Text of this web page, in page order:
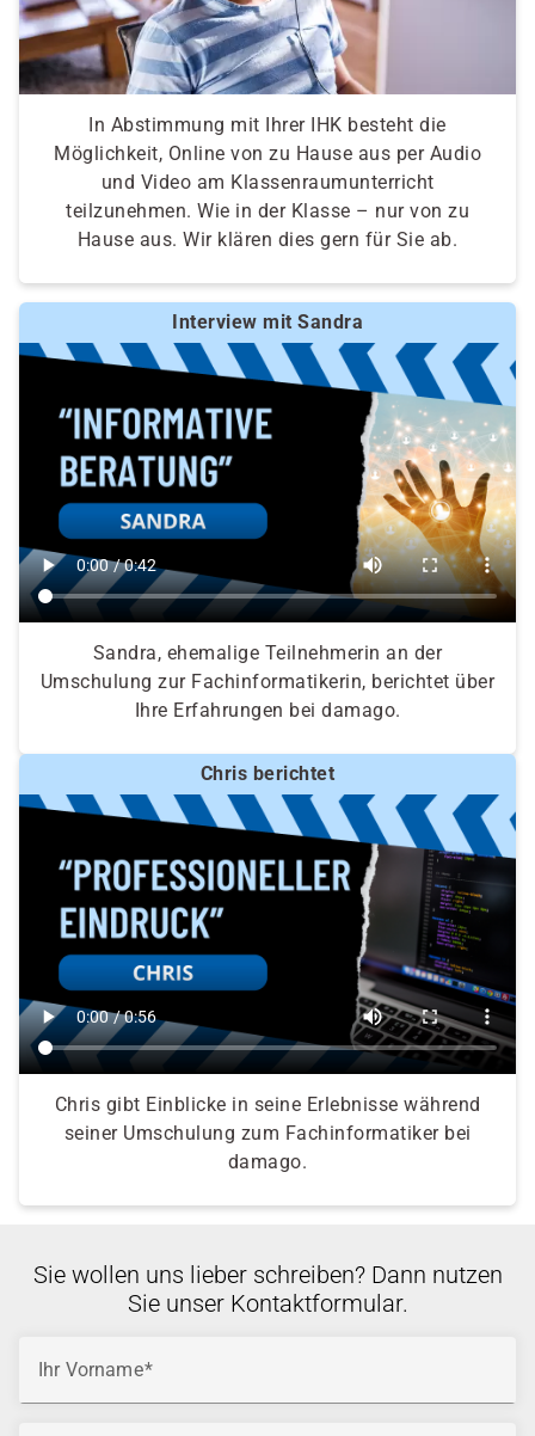
In Abstimmung mit Ihrer IHK besteht die
Möglichkeit, Online von zu Hause aus per Audio
und Video am Klassenraumunterricht
teilzunehmen. Wie in der Klasse – nur von zu
Hause aus. Wir klären dies gern für Sie ab.
Interview mit Sandra
Sandra, ehemalige Teilnehmerin an der
Umschulung zur Fachinformatikerin, berichtet über
Ihre Erfahrungen bei damago.
Chris berichtet
Chris gibt Einblicke in seine Erlebnisse während
seiner Umschulung zum Fachinformatiker bei
damago.
Sie wollen uns lieber schreiben? Dann nutzen
Sie unser Kontaktformular.
Ihr Vorname